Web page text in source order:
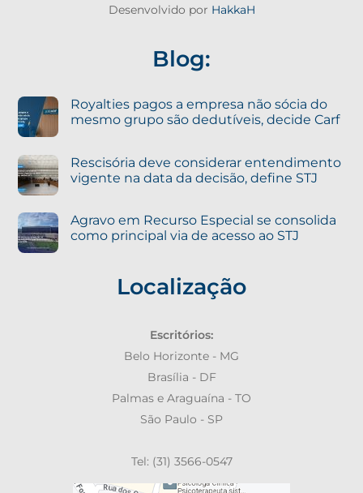
Desenvolvido por HakkaH
Blog:
Royalties pagos a empresa não sócia do
mesmo grupo são dedutíveis, decide Carf
Rescisória deve considerar entendimento
vigente na data da decisão, define STJ
Agravo em Recurso Especial se consolida
como principal via de acesso ao STJ
Localização
Escritórios:
Belo Horizonte - MG
Brasília - DF
Palmas e Araguaína - TO
São Paulo - SP
Tel: (31) 3566-0547